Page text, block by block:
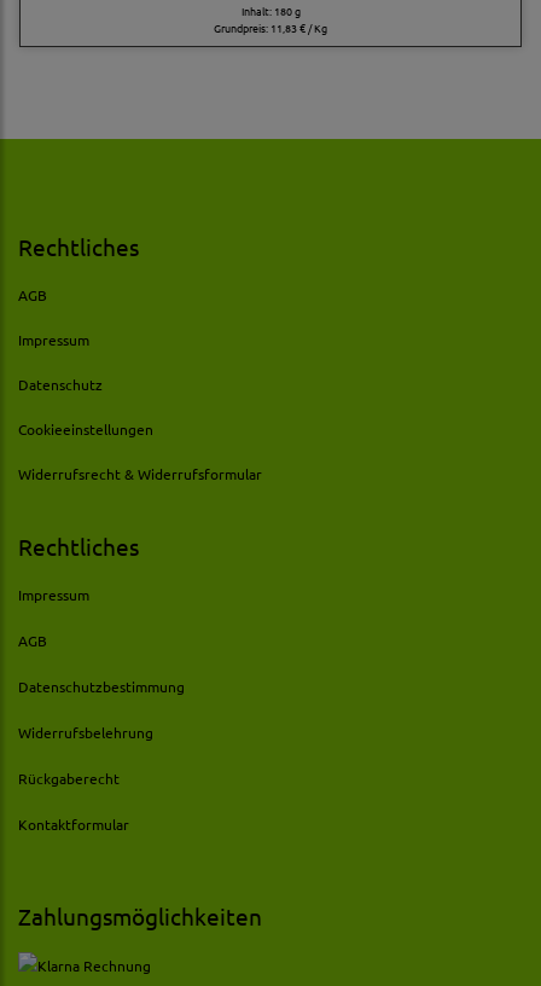
Inhalt: 180 g
Grundpreis: 11,83 € / Kg
Rechtliches
AGB
Impressum
Datenschutz
Cookieeinstellungen
Widerrufsrecht & Widerrufsformular
Rechtliches
Impressum
AGB
Datenschutzbestimmung
Widerrufsbelehrung
Rückgaberecht
Kontaktformular
Zahlungsmöglichkeiten